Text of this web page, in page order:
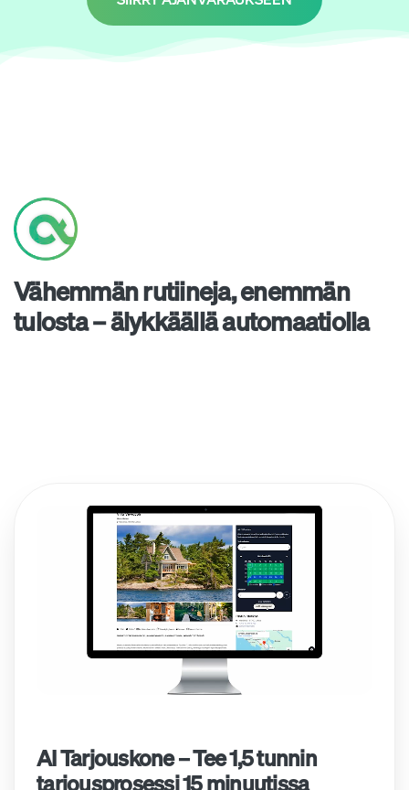
Vähemmän rutiineja, enemmän
tulosta – älykkäällä automaatiolla
AI Tarjouskone – Tee 1,5 tunnin
tarjousprosessi 15 minuutissa